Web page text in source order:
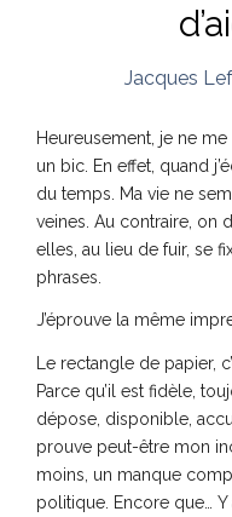
Jacques
Heureusement, je ne
un bic. En effet, quand
du temps. Ma vie ne
veines. Au contraire, on
elles, au lieu de fuir, se
phrases.
J’éprouve la même
Le rectangle de papier,
Parce qu’il est fidèle,
dépose, disponible,
prouve peut-être mon
moins, un manque
politique. Encore que…